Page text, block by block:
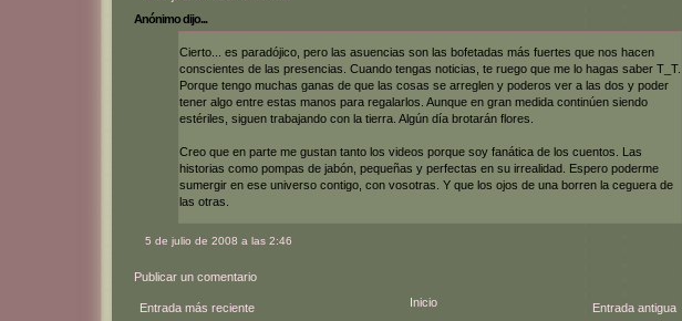
Anónimo dijo...
Cierto... es paradójico, pero las asuencias son las bofetadas más fuertes que nos hacen
conscientes de las presencias. Cuando tengas noticias, te ruego que me lo hagas saber T_T.
Porque tengo muchas ganas de que las cosas se arreglen y poderos ver a las dos y poder
tener algo entre estas manos para regalarlos. Aunque en gran medida continúen siendo
estériles, siguen trabajando con la tierra. Algún día brotarán flores.
Creo que en parte me gustan tanto los videos porque soy fanática de los cuentos. Las
historias como pompas de jabón, pequeñas y perfectas en su irrealidad. Espero poderme
sumergir en ese universo contigo, con vosotras. Y que los ojos de una borren la ceguera de
las otras.
5 de julio de 2008 a las 2:46
Publicar un comentario
Entrada más reciente Entrada antigua
Inicio